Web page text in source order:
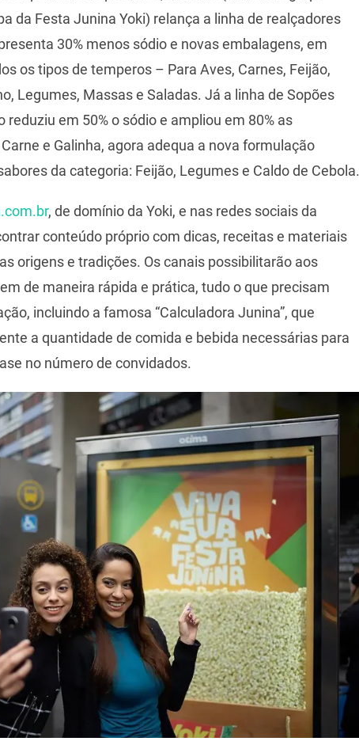
da Festa Junina Yoki) relança a linha de realçadores
30% menos sódio e novas embalagens, em
os tipos de temperos – Para Aves, Carnes, Feijão,
Legumes, Massas e Saladas. Já a linha de Sopões
reduziu em 50% o sódio e ampliou em 80% as
e Galinha, agora adequa a nova formulação
da categoria: Feijão, Legumes e Caldo de Cebola.
, de domínio da Yoki, e nas redes sociais da
conteúdo próprio com dicas, receitas e materiais
origens e tradições. Os canais possibilitarão aos
de maneira rápida e prática, tudo o que precisam
incluindo a famosa “Calculadora Junina”, que
a quantidade de comida e bebida necessárias para
no número de convidados.